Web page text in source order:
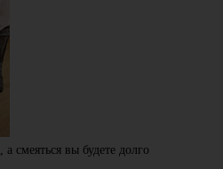
смеяться вы будете долго